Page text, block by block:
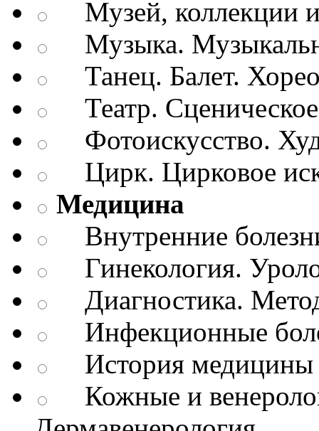
Музей, коллекции
Музыка.
Танец. Балет.
Театр. Сценическое
Фотоискусство.
Цирк. Цирковое
Медицина
Внутренние
Гинекология.
Диагностика.
Инфекционные
История медицины
Кожные и